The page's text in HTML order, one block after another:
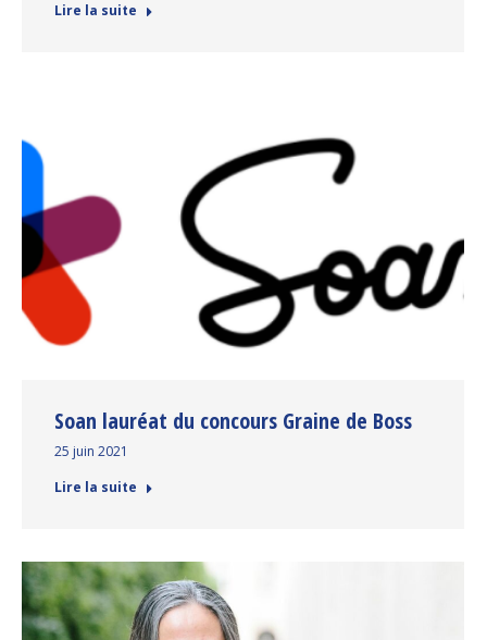
Lire la suite
Soan lauréat du concours Graine de Boss
25 juin 2021
Lire la suite